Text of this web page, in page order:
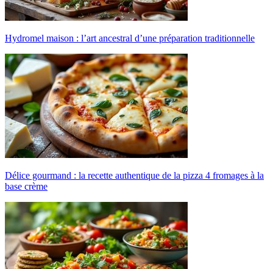
Hydromel maison : l’art ancestral d’une préparation traditionnelle
Délice gourmand : la recette authentique de la pizza 4 fromages à la
base crème